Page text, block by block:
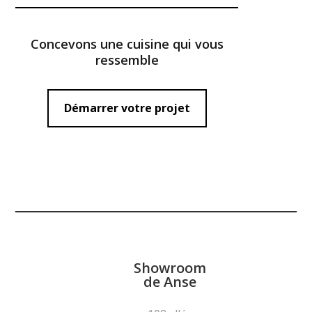
Concevons une cuisine qui vous
ressemble
Démarrer votre projet
Showroom
de Anse